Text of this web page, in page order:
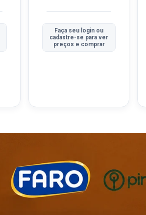
Faça seu login ou
cadastre-se para ver
preços e comprar